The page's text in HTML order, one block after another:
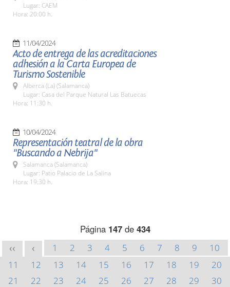
Lugar: CAEM
Hora: 20:00 h.
11/04/2024
Acto de entrega de las acreditaciones
adhesión a la Carta Europea de
Turismo Sostenible
Alberca (La) (Salamanca)
Lugar: Casa del Parque Natural Las Batuecas
Hora: 11:30 h.
10/04/2024
Representación teatral de la obra
"Buscando a Nebrija"
Salamanca (Salamanca)
Lugar: Patio Palacio de La Salina
Hora: 19:30 h.
Página 147de 434
<< < 1 2 3 4 5 6 7 8 9
10
11
12 13 14 15 16 17 18 19
20
21
22 23 24 25 26 27 28 29
30